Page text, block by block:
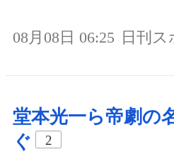
08月08日 06:25 日刊ス
堂本光一ら帝劇の
ぐ
2